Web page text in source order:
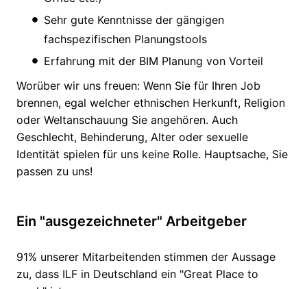
Sehr gute Kenntnisse der gängigen
fachspezifischen Planungstools
Erfahrung mit der BIM Planung von Vorteil
Worüber wir uns freuen: Wenn Sie für Ihren Job
brennen, egal welcher ethnischen Herkunft, Religion
oder Weltanschauung Sie angehören. Auch
Geschlecht, Behinderung, Alter oder sexuelle
Identität spielen für uns keine Rolle. Hauptsache, Sie
passen zu uns!
Ein "ausgezeichneter" Arbeitgeber
91% unserer Mitarbeitenden stimmen der Aussage
zu, dass ILF in Deutschland ein "Great Place to